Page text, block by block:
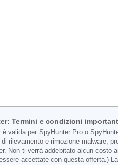
Termini e condizioni
è valida per SpyHunter Pro o
rilevamento e rimozione malware,
Non ti verrà addebitato alcun costo
accettate con questa offerta.)